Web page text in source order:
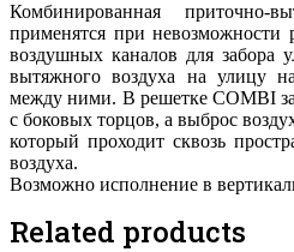
Комбинированная приточно-
применятся при невозможности
воздушных каналов для забора
вытяжного воздуха на улицу
между ними. В решетке COMBI
с боковых торцов, а выброс
который проходит сквозь
воздуха.
Возможно исполнение в
Related products